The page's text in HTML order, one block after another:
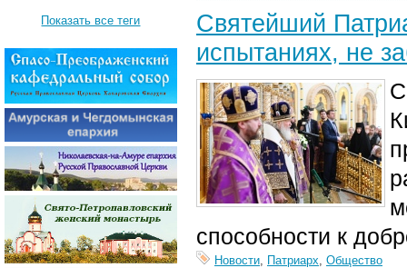
Святейший
испытаниях, не
способности к
Новости, Патриарх, Общество
Показать все теги